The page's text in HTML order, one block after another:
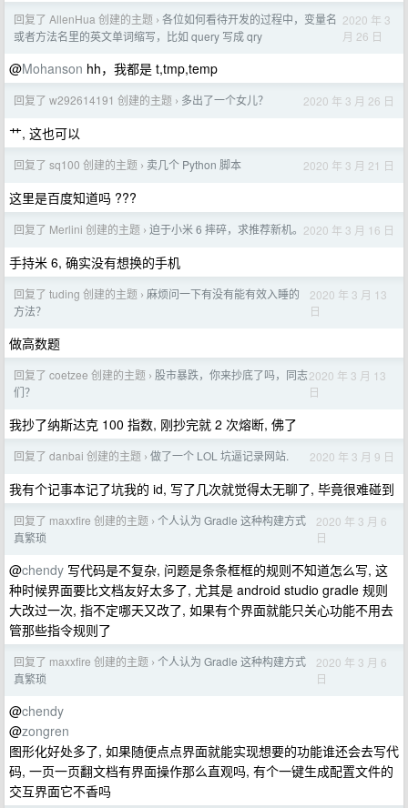
回复了 AllenHua 创建的主题 › 各位如何看待开发的过程中，变量名
或者方法名里的英文单词缩写，比如 query 写成 qry
2020 年 3
月 26 日
@Mohanson hh，我都是 t,tmp,temp
回复了 w292614191 创建的主题 › 多出了一个女儿？ 2020 年 3 月 26 日
艹, 这也可以
回复了 sq100 创建的主题 › 卖几个 Python 脚本 2020 年 3 月 21 日
这里是百度知道吗 ???
回复了 Merlini 创建的主题 › 迫于小米 6 摔碎，求推荐新机。 2020 年 3 月 16 日
手持米 6, 确实没有想换的手机
回复了 tuding 创建的主题 › 麻烦问一下有没有能有效入睡的
方法？
2020 年 3 月 13
日
做高数题
回复了 coetzee 创建的主题 › 股市暴跌，你来抄底了吗，同志
们？
2020 年 3 月 13
日
我抄了纳斯达克 100 指数, 刚抄完就 2 次熔断, 佛了
回复了 danbai 创建的主题 › 做了一个 LOL 坑逼记录网站. 2020 年 3 月 9 日
我有个记事本记了坑我的 id, 写了几次就觉得太无聊了, 毕竟很难碰到
回复了 maxxfire 创建的主题 › 个人认为 Gradle 这种构建方式
真繁琐
2020 年 3 月 6
日
@chendy 写代码是不复杂, 问题是条条框框的规则不知道怎么写, 这
种时候界面要比文档友好太多了, 尤其是 android studio gradle 规则
大改过一次, 指不定哪天又改了, 如果有个界面就能只关心功能不用去
管那些指令规则了
回复了 maxxfire 创建的主题 › 个人认为 Gradle 这种构建方式
真繁琐
2020 年 3 月 6
日
@chendy
@zongren
图形化好处多了, 如果随便点点界面就能实现想要的功能谁还会去写代
码, 一页一页翻文档有界面操作那么直观吗, 有个一键生成配置文件的
交互界面它不香吗